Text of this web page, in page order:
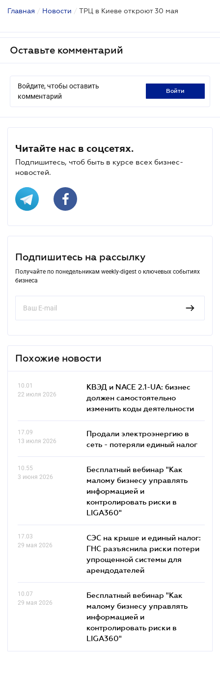
Главная / Новости / ТРЦ в Киеве откроют 30 мая
Оставьте комментарий
Войдите, чтобы оставить
комментарий
войти
Читайте нас в соцсетях.
Подпишитесь, чтоб быть в курсе всех бизнес-
новостей.
Подпишитесь на рассылку
Получайте по понедельникам weekly-digest о ключевых событиях
бизнеса
Похожие новости
10.01
22 июля 2026
КВЭД и NACE 2.1-UA: бизнес
должен самостоятельно
изменить коды деятельности
17.09
13 июля 2026
Продали электроэнергию в
сеть - потеряли единый налог
10.55
3 июня 2026
Бесплатный вебинар "Как
малому бизнесу управлять
информацией и
контролировать риски в
LIGA360"
17.03
29 мая 2026
СЭС на крыше и единый налог:
ГНС разъяснила риски потери
упрощенной системы для
арендодателей
10.07
29 мая 2026
Бесплатный вебинар "Как
малому бизнесу управлять
информацией и
контролировать риски в
LIGA360"